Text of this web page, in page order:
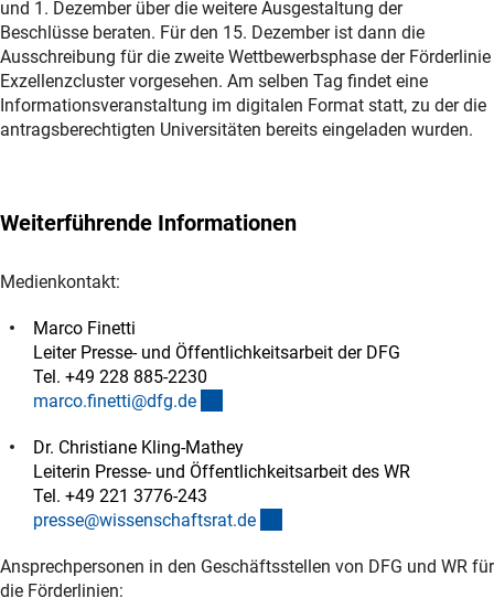
und 1. Dezember über die weitere Ausgestaltung der
Beschlüsse beraten. Für den 15. Dezember ist dann die
Ausschreibung für die zweite Wettbewerbsphase der Förderlinie
Exzellenzcluster vorgesehen. Am selben Tag findet eine
Informationsveranstaltung im digitalen Format statt, zu der die
antragsberechtigten Universitäten bereits eingeladen wurden.
Weiterführende Informationen
Medienkontakt:
Marco Finetti
Leiter Presse- und Öffentlichkeitsarbeit der DFG
Tel. +49 228 885-2230
marco.finetti@dfg.de
Dr. Christiane Kling-Mathey
Leiterin Presse- und Öffentlichkeitsarbeit des WR
Tel. +49 221 3776-243
presse@wissenschaftsrat.de
Ansprechpersonen in den Geschäftsstellen von DFG und WR für
die Förderlinien: